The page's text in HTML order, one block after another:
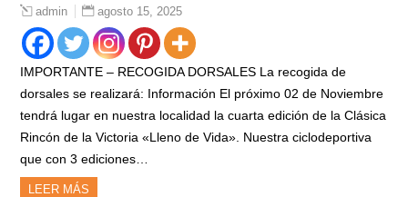
admin agosto 15, 2025
IMPORTANTE – RECOGIDA DORSALES La recogida de
dorsales se realizará: Información El próximo 02 de Noviembre
tendrá lugar en nuestra localidad la cuarta edición de la Clásica
Rincón de la Victoria «Lleno de Vida». Nuestra ciclodeportiva
que con 3 ediciones…
LEER MÁS